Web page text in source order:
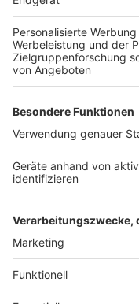
Weitere
Anzeige
Hürther
wohl das Leben
Viele beim
Anzeige